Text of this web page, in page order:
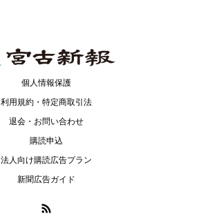
個人情報保護
利用規約・特定商取引法
退会・お問い合わせ
購読申込
法人向け購読広告プラン
新聞広告ガイド